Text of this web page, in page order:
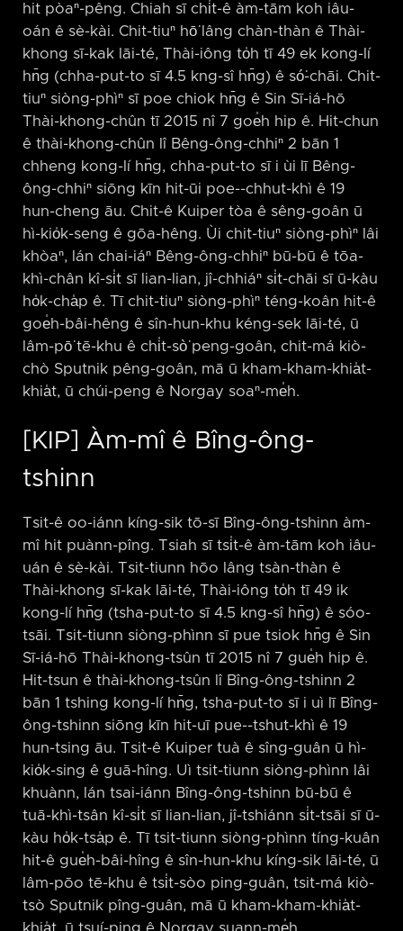
hit pòaⁿ-pêng. Chiah sī chi̍t-ê àm-tām koh iâu-
oán ê sè-kài. Chit-tiuⁿ hō͘ lâng chàn-thàn ê Thài-
khong sī-kak lāi-té, Thài-iông to̍h tī 49 ek kong-lí
hn̄g (chha-put-to sī 4.5 kng-sî hn̄g) ê só͘-chāi. Chit-
tiuⁿ siòng-phìⁿ sī poe chiok hn̄g ê Sin Sī-iá-hō
Thài-khong-chûn tī 2015 nî 7 goe̍h hip ê. Hit-chun
ê thài-khong-chûn lî Bêng-ông-chhiⁿ 2 bān 1
chheng kong-lí hn̄g, chha-put-to sī i ùi lī Bêng-
ông-chhiⁿ siōng kīn hit-ūi poe-⁠-chhut-khì ê 19
hun-cheng āu. Chit-ê Kuiper tòa ê sêng-goân ū
hì-kio̍k-seng ê gōa-hêng. Ùi chit-tiuⁿ siòng-phìⁿ lâi
khòaⁿ, lán chai-iáⁿ Bêng-ông-chhiⁿ bū-bū ê tōa-
khì-chân kî-si̍t sī lian-lian, jî-chhiáⁿ si̍t-chāi sī ū-kàu
ho̍k-cha̍p ê. Tī chit-tiuⁿ siòng-phìⁿ téng-koân hit-ê
goe̍h-bâi-hêng ê sîn-hun-khu kéng-sek lāi-té, ū
lâm-pō͘ tē-khu ê chi̍t-sò͘ peng-goân, chit-má kiò-
chò Sputnik pêng-goân, mā ū kham-kham-khia̍t-
khia̍t, ū chúi-peng ê Norgay soaⁿ-me̍h.
[KIP] Àm-mî ê Bîng-ông-
tshinn
Tsit-ê oo-iánn kíng-sik tō-sī Bîng-ông-tshinn àm-
mî hit puànn-pîng. Tsiah sī tsi̍t-ê àm-tām koh iâu-
uán ê sè-kài. Tsit-tiunn hōo lâng tsàn-thàn ê
Thài-khong sī-kak lāi-té, Thài-iông to̍h tī 49 ik
kong-lí hn̄g (tsha-put-to sī 4.5 kng-sî hn̄g) ê sóo-
tsāi. Tsit-tiunn siòng-phìnn sī pue tsiok hn̄g ê Sin
Sī-iá-hō Thài-khong-tsûn tī 2015 nî 7 gue̍h hip ê.
Hit-tsun ê thài-khong-tsûn lî Bîng-ông-tshinn 2
bān 1 tshing kong-lí hn̄g, tsha-put-to sī i uì lī Bîng-
ông-tshinn siōng kīn hit-uī pue-⁠-tshut-khì ê 19
hun-tsing āu. Tsit-ê Kuiper tuà ê sîng-guân ū hì-
kio̍k-sing ê guā-hîng. Uì tsit-tiunn siòng-phìnn lâi
khuànn, lán tsai-iánn Bîng-ông-tshinn bū-bū ê
tuā-khì-tsân kî-si̍t sī lian-lian, jî-tshiánn si̍t-tsāi sī ū-
kàu ho̍k-tsa̍p ê. Tī tsit-tiunn siòng-phìnn tíng-kuân
hit-ê gue̍h-bâi-hîng ê sîn-hun-khu kíng-sik lāi-té, ū
lâm-pōo tē-khu ê tsi̍t-sòo ping-guân, tsit-má kiò-
tsò Sputnik pîng-guân, mā ū kham-kham-khia̍t-